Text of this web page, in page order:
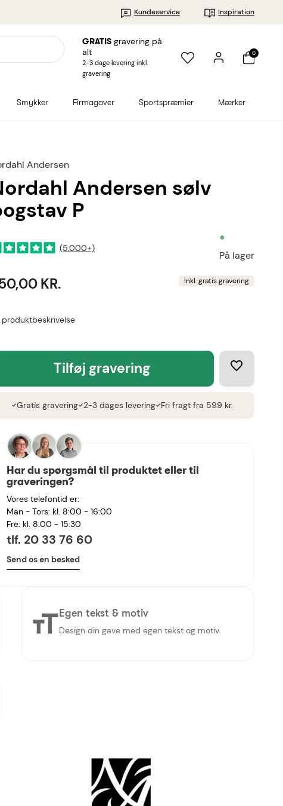
Inspiration
Kundeservice
GRATISgravering på
alt
2-3 dage levering inkl.
gravering
0
Smykker Firmagaver Sportspræmier Mærker
Andersen
Andersen sølv
P
(5.000+)
•
På lager
KR. Inkl. gratis gravering
produktbeskrivelse
tilføj gravering
checkGratis graveringcheck2-3 dages leveringcheckFri fragt fra 599 kr.
Har du spørgsmål til produktet eller til
graveringen?
Vores telefontid er:
Man - Tors: kl. 8:00 - 16:00
Fre: kl. 8:00 - 15:30
tlf. 20 33 76 60
Send os en besked
Egen tekst & motiv
Design din gave med egen tekst og motiv